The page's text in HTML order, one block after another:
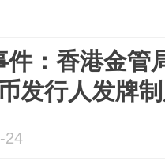
件：香港金管
发行人发牌
24